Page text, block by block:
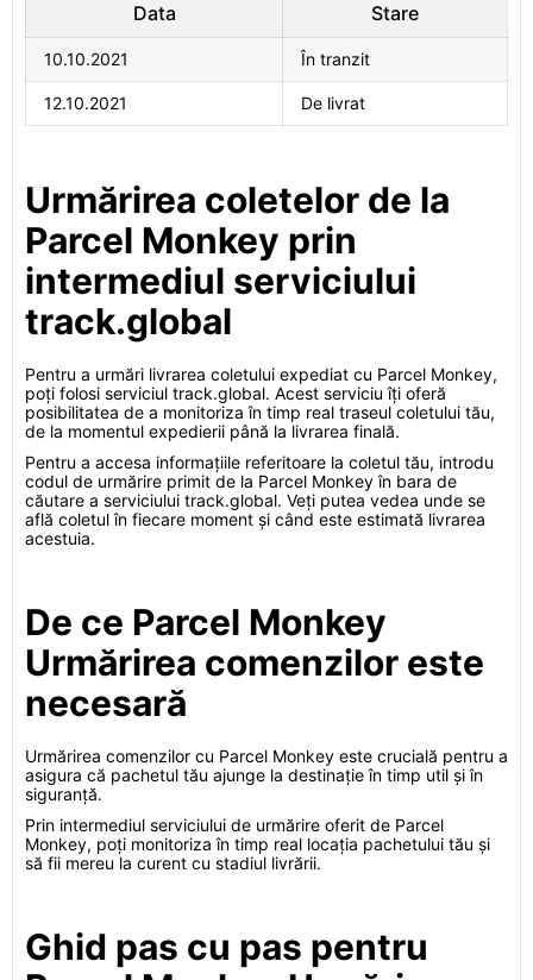
Data Stare
10.10.2021 În tranzit
12.10.2021 De livrat
Urmărirea coletelor de la
Parcel Monkey prin
intermediul serviciului
track.global
Pentru a urmări livrarea coletului expediat cu Parcel Monkey,
poți folosi serviciul track.global. Acest serviciu îți oferă
posibilitatea de a monitoriza în timp real traseul coletului tău,
de la momentul expedierii până la livrarea finală.
Pentru a accesa informațiile referitoare la coletul tău, introdu
codul de urmărire primit de la Parcel Monkey în bara de
căutare a serviciului track.global. Veți putea vedea unde se
află coletul în fiecare moment și când este estimată livrarea
acestuia.
De ce Parcel Monkey
Urmărirea comenzilor este
necesară
Urmărirea comenzilor cu Parcel Monkey este crucială pentru a
asigura că pachetul tău ajunge la destinație în timp util și în
siguranță.
Prin intermediul serviciului de urmărire oferit de Parcel
Monkey, poți monitoriza în timp real locația pachetului tău și
să fii mereu la curent cu stadiul livrării.
Ghid pas cu pas pentru